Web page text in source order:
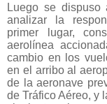
Luego se
analizar la
primer lugar,
aerolínea
cambio en los
en el arribo al
de la aeronave
de Tráfico Aéreo, y